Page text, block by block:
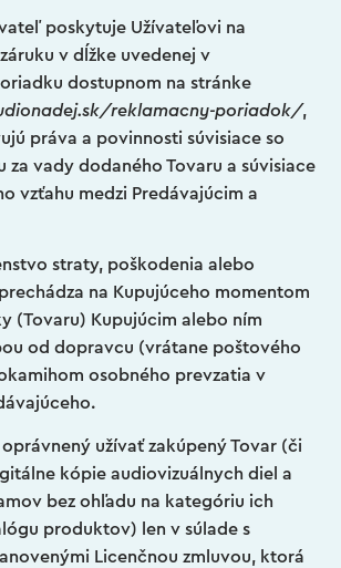
poskytuje Užívateľovi na
v dĺžke uvedenej v
dostupnom na stránke
reklamacny-poriadok/,
práva a povinnosti súvisiace so
za vady dodaného Tovaru a súvisiace
vzťahu medzi Predávajúcim a
straty, poškodenia alebo
na Kupujúceho momentom
(Tovaru) Kupujúcim alebo ním
od dopravcu (vrátane poštového
osobného prevzatia v
oprávnený užívať zakúpený Tovar (či
kópie audiovizuálnych diel a
bez ohľadu na kategóriu ich
produktov) len v súlade s
Licenčnou zmluvou, ktorá